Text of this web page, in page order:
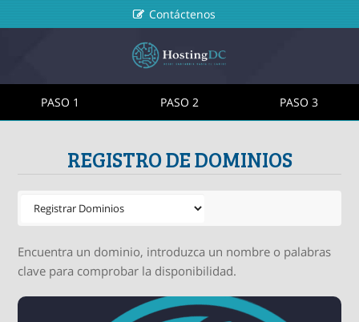
Contáctenos
PASO 1 PASO 2 PASO 3
REGISTRO DE DOMINIOS
Encuentra un dominio, introduzca un nombre o palabras
clave para comprobar la disponibilidad.